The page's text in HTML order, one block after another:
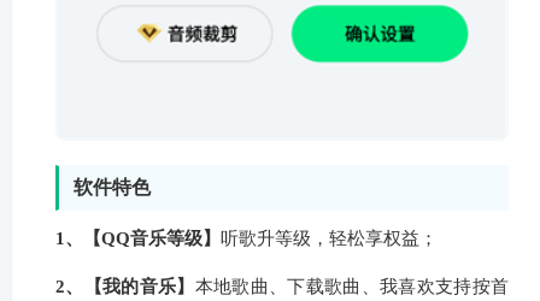
软件特色
1、【QQ音乐等级】 听歌升等级，轻松享权益；
2、【我的音乐】 本地歌曲、下载歌曲、我喜欢支持按首